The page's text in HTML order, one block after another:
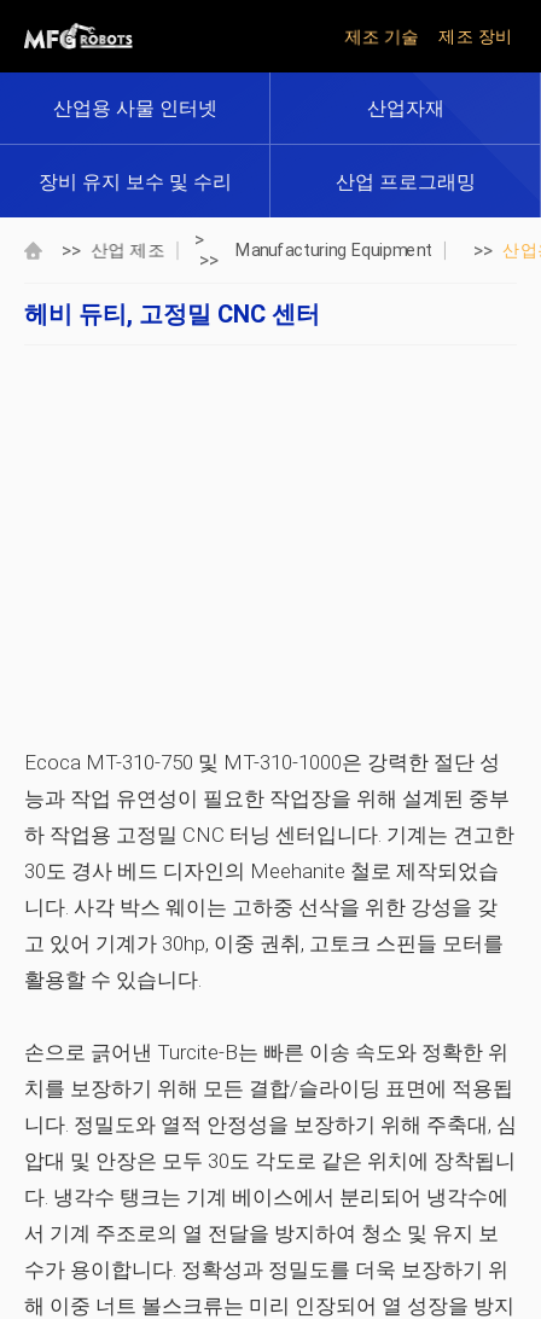
제조 기술 제조 장비
산업용 사물 인터넷 산업자재
장비 유지 보수 및 수리 산업 프로그래밍
>> 산업 제조
>
>>
Manufacturing Equipment >> 산업
헤비 듀티, 고정밀 CNC 센터
Ecoca MT-310-750 및 MT-310-1000은 강력한 절단 성
능과 작업 유연성이 필요한 작업장을 위해 설계된 중부
하 작업용 고정밀 CNC 터닝 센터입니다. 기계는 견고한
30도 경사 베드 디자인의 Meehanite 철로 제작되었습
니다. 사각 박스 웨이는 고하중 선삭을 위한 강성을 갖
고 있어 기계가 30hp, 이중 권취, 고토크 스핀들 모터를
활용할 수 있습니다.
손으로 긁어낸 Turcite-B는 빠른 이송 속도와 정확한 위
치를 보장하기 위해 모든 결합/슬라이딩 표면에 적용됩
니다. 정밀도와 열적 안정성을 보장하기 위해 주축대, 심
압대 및 안장은 모두 30도 각도로 같은 위치에 장착됩니
다. 냉각수 탱크는 기계 베이스에서 분리되어 냉각수에
서 기계 주조로의 열 전달을 방지하여 청소 및 유지 보
수가 용이합니다. 정확성과 정밀도를 더욱 보장하기 위
해 이중 너트 볼스크류는 미리 인장되어 열 성장을 방지